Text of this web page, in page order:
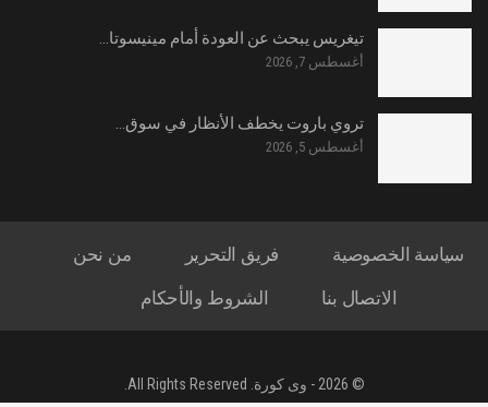
تيغريس يبحث عن العودة أمام مينيسوتا…
أغسطس 7, 2026
تروي باروت يخطف الأنظار في سوق…
أغسطس 5, 2026
سياسة الخصوصية فريق التحرير
من نحن
الاتصال بنا
الشروط والأحكام
© 2026 - وى كورة. All Rights Reserved.